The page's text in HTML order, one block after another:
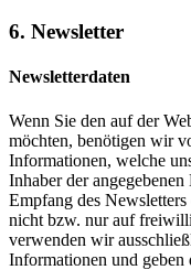
6. Newsletter
Newsletterdaten
Wenn Sie den auf der
möchten, benötigen wir
Informationen, welche
Inhaber der
Empfang des
nicht bzw. nur auf
verwenden wir
Informationen und geben